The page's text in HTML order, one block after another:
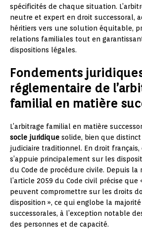
spécificités de chaque situation.
neutre et expert en droit successoral,
héritiers vers une solution équitable,
relations familiales tout en
dispositions légales.
Fondements
réglementaire de
familial en matière
L’arbitrage familial en matière
socle juridique solide, bien que
judiciaire traditionnel. En droit
s’appuie principalement sur les
du Code de procédure civile. Depuis la
l’article 2059 du Code civil précise que
peuvent compromettre sur les droits
disposition », ce qui englobe la
successorales, à l’exception notable
des personnes et de capacité.